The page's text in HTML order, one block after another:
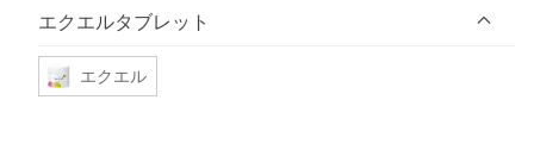
エクエルタブレット
エクエル